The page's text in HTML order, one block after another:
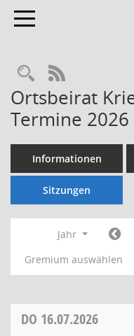
Toggle navigation
RSS-Feed
Ortsbeirat
Termine 2026
Informationen
Sitzungen
Jahr
Gremium auswählen
DO 16.07.2026